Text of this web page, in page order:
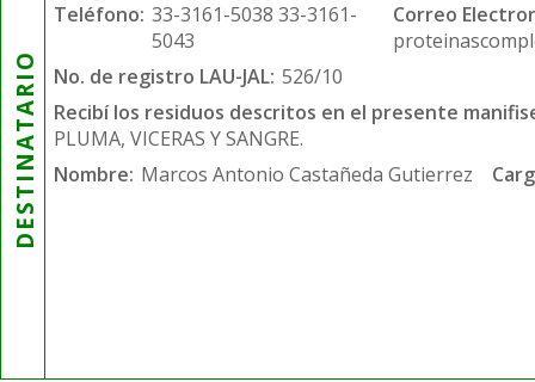
DESTINATARIO
Teléfono: 33-3161-5038 33-3161-
5043
Correo
No. de registro LAU-JAL: 526/10
Recibí los residuos descritos en el presente
PLUMA, VICERAS Y SANGRE.
Nombre: Marcos Antonio Castañeda Gutierrez